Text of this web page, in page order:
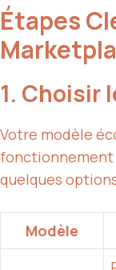
Étapes
1. Choisir
Votre modèle
fonctionnement
quelques
Modèle